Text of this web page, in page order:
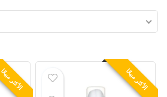
الأكثر مبيعًا الأكثر مبيعًا